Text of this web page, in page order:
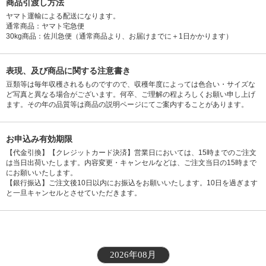
商品引渡し方法
ヤマト運輸による配送になります。
通常商品：ヤマト宅急便
30kg商品：佐川急便（通常商品より、お届けまでに＋1日かかります）
表現、及び商品に関する注意書き
豆類等は毎年収穫されるものですので、収穫年度によっては色合い・サイズな
ど写真と異なる場合がございます。何卒、ご理解の程よろしくお願い申し上げ
ます。その年の品質等は商品の説明ページにてご案内することがあります。
お申込み有効期限
【代金引換】【クレジットカード決済】営業日においては、15時までのご注文
は当日出荷いたします。内容変更・キャンセルなどは、ご注文当日の15時まで
にお願いいたします。
【銀行振込】ご注文後10日以内にお振込をお願いいたします。10日を過ぎます
と一旦キャンセルとさせていただきます。
2026年08月